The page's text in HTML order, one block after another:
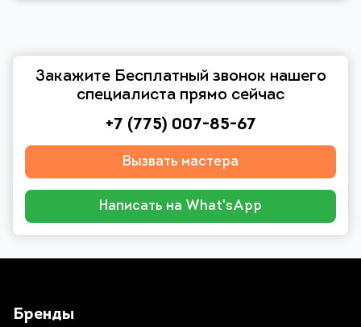
Закажите Бесплатный звонок нашего
специалиста прямо сейчас
+7 (775) 007-85-67
Вызвать мастера
Написать на What'sApp
Бренды